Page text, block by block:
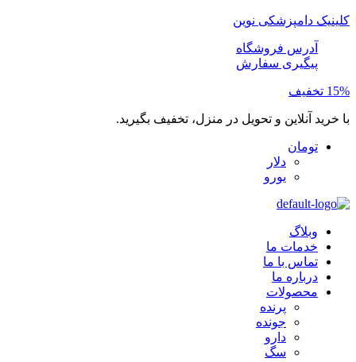
کلینیک دامپزشکی نوین
آدرس فروشگاه
پیگیری سفارش
15% تخفیف
با خرید آنلاین و تحویل در منزل، تخفیف بگیرید.
تومان
دلار
یورو
وبلاگ
خدمات ما
تماس با ما
درباره ما
محصولات
پرنده
جونده
دارو
سگ